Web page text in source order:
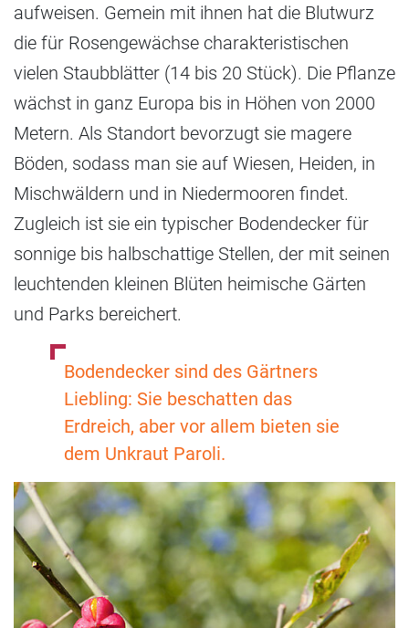
aufweisen. Gemein mit ihnen hat die Blutwurz
die für Rosengewächse charakteristischen
vielen Staubblätter (14 bis 20 Stück). Die Pflanze
wächst in ganz Europa bis in Höhen von 2000
Metern. Als Standort bevorzugt sie magere
Böden, sodass man sie auf Wiesen, Heiden, in
Mischwäldern und in Niedermooren findet.
Zugleich ist sie ein typischer Bodendecker für
sonnige bis halbschattige Stellen, der mit seinen
leuchtenden kleinen Blüten heimische Gärten
und Parks bereichert.
Bodendecker sind des Gärtners
Liebling: Sie beschatten das
Erdreich, aber vor allem bieten sie
dem Unkraut Paroli.